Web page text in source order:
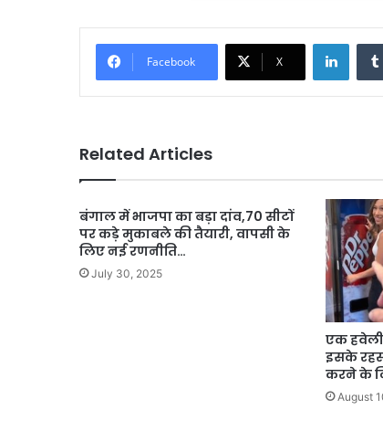
Facebook X
Related Articles
बंगाल में भाजपा का बड़ा दांव,70 सीटों
पर कड़े मुकाबले की तैयारी, वापसी के
लिए नई रणनीति…
July 30, 2025
एक
इसके
करने के
August